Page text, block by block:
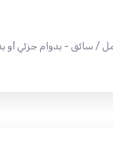
/ سائق - بدوام جزئي